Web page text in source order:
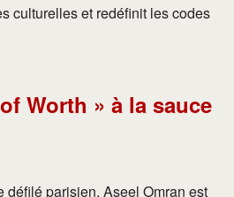
culturelles et redéfinit les codes
Worth » à la sauce
défilé parisien, Aseel Omran est